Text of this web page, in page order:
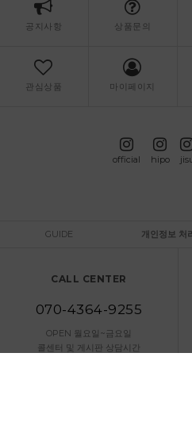
공지사항 상품문의
관심상품 마이페이지
official hipo
GUIDE 개인정보 처
CALL CENTER
070-4364-9255
OPEN 월요일~금요일
콜센터 및 게시판 상담시간